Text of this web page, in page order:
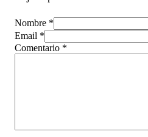
Nombre *
Email *
Comentario *